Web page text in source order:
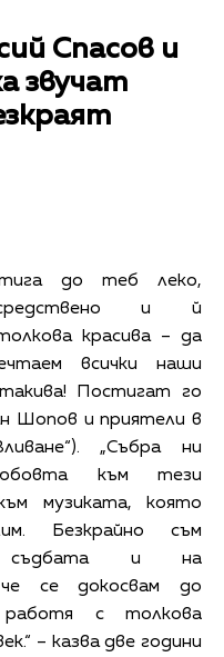
Спасов и
звучат
до теб леко,
и й
красива – да
всички наши
Постигат го
Шопов и приятели в
„Събра ни
към тези
музиката, която
Безкрайно съм
съдбата и на
се докосвам до
с толкова
– казва две години